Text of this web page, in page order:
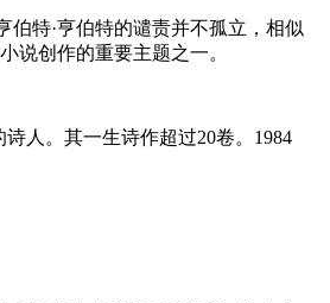
伯特·亨伯特的谴责并不孤立，相似
说创作的重要主题之一。
人。其一生诗作超过20卷。1984